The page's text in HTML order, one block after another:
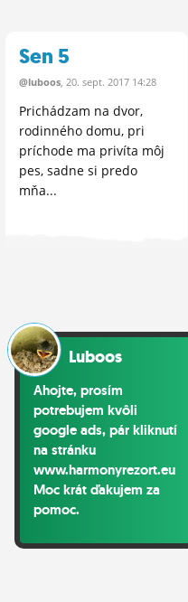
Sen 5
@luboos, 20. sept. 2017 14:28
Prichádzam na dvor,
rodinného domu, pri
príchode ma privíta môj
pes, sadne si predo
mňa...
Luboos
Ahojte, prosím
potrebujem kvôli
google ads, pár kliknutí
na stránku
www.harmonyrezort.eu
Moc krát ďakujem za
pomoc.